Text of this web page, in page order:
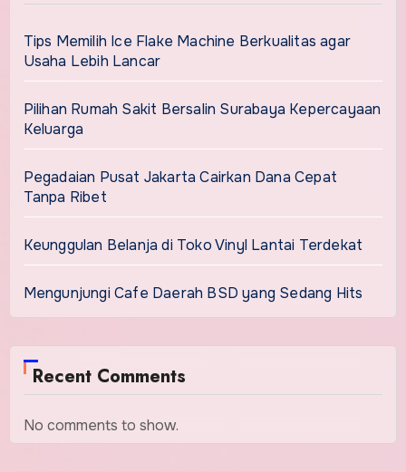
Tips Memilih Ice Flake Machine Berkualitas agar
Usaha Lebih Lancar
Pilihan Rumah Sakit Bersalin Surabaya Kepercayaan
Keluarga
Pegadaian Pusat Jakarta Cairkan Dana Cepat
Tanpa Ribet
Keunggulan Belanja di Toko Vinyl Lantai Terdekat
Mengunjungi Cafe Daerah BSD yang Sedang Hits
Recent Comments
No comments to show.